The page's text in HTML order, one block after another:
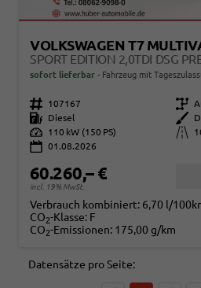
VOLKSWAGEN T7
SPORT EDITION 2,0TDI DSG
sofort lieferbar Fahrzeug mit
Fahrzeugnr. 107167 Getriebe
Kraftstoff
Diesel Außenfarbe
Leistung
110 kW (150 PS) Kilometerstand
01.08.2026
60.260,– €
incl. 19% MwSt.
Verbrauch kombiniert: 6,70 l/
CO2-Klasse: F
CO2-Emissionen: 175,00 g/km
Datensätze pro Seite: